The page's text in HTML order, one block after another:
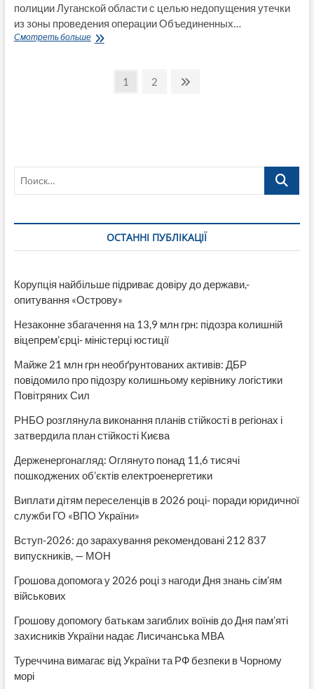
полиции Луганской области с целью недопущения утечки
из зоны проведения операции Объединенных…
Смотреть большеУ
ХмельницкийСтраница
1 Страница
2
Поиск…
ОСТАННІ ПУБЛІКАЦІЇ
Корупція найбільше підриває довіру до держави,-
опитування «Острову»
Незаконне збагачення на 13,9 млн грн: підозра колишній
віцепрем’єрці- міністерці юстиції
Майже 21 млн грн необґрунтованих активів: ДБР
повідомило про підозру колишньому керівнику логістики
Повітряних Сил
РНБО розглянула виконання планів стійкості в регіонах і
затвердила план стійкості Києва
Держенергонагляд: Оглянуто понад 11,6 тисячі
пошкоджених об’єктів електроенергетики
Виплати дітям переселенців в 2026 році- поради юридичної
служби ГО «ВПО України»
Вступ-2026: до зарахування рекомендовані 212 837
випускників, — МОН
Грошова допомога у 2026 році з нагоди Дня знань сім’ям
військових
Грошову допомогу батькам загиблих воїнів до Дня пам’яті
захисників України надає Лисичанська МВА
Туреччина вимагає від України та РФ безпеки в Чорному
морі